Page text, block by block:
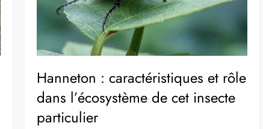
Hanneton : caractéristiques et rôle
dans l’écosystème de cet insecte
particulier